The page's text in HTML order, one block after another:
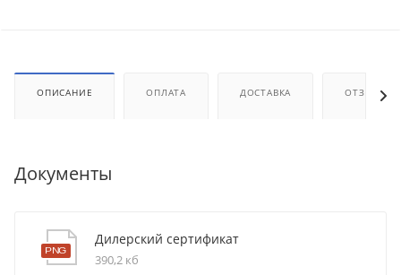
ОПИСАНИЕ ОПЛАТА ДОСТАВКА ОТЗЫВЫ
Документы
Дилерский сертификат
390,2 кб